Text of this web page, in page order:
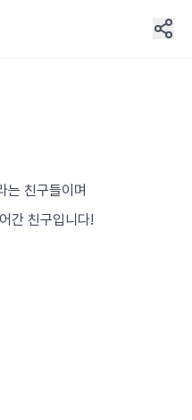
는 친구들이며
간 친구입니다!